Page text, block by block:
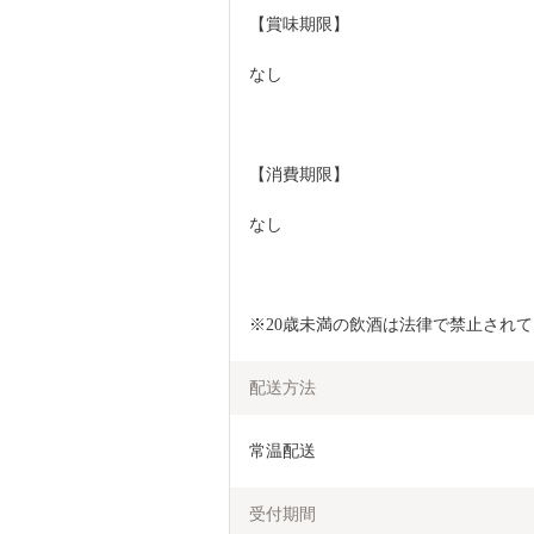
【賞味期限】
なし
【消費期限】
なし
※20歳未満の飲酒は法律で禁止され
配送方法
常温配送
受付期間